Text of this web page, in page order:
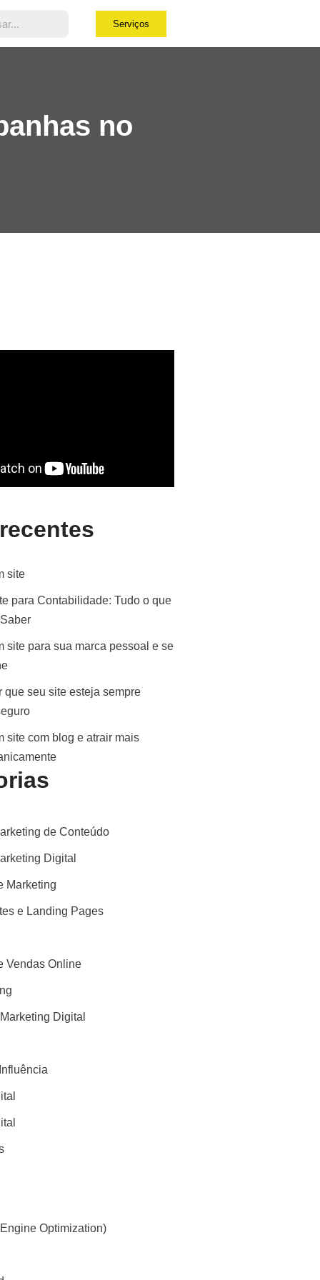
Serviços
no
site
para Contabilidade: Tudo o que
site para sua marca pessoal e se
que seu site esteja sempre
site com blog e atrair mais
de Conteúdo
Digital
Marketing
e Landing Pages
Vendas Online
Digital
Optimization)